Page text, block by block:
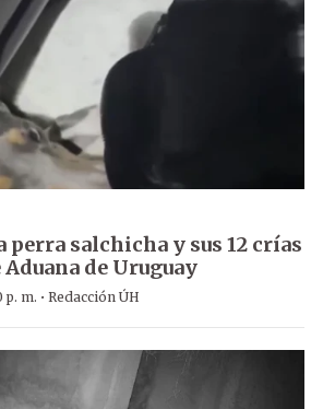
perra salchicha y sus 12 crías
Aduana de Uruguay
p. m. · Redacción ÚH